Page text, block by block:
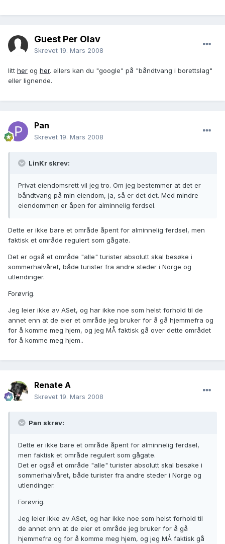
Guest Per Olav
Skrevet 19. Mars 2008
litt her og her. ellers kan du "google" på "båndtvang i borettslag"
eller lignende.
Pan
Skrevet 19. Mars 2008
LinKr skrev:
Privat eiendomsrett vil jeg tro. Om jeg bestemmer at det er
båndtvang på min eiendom, ja, så er det det. Med mindre
eiendommen er åpen for alminnelig ferdsel.
Dette er ikke bare et område åpent for alminnelig ferdsel, men
faktisk et område regulert som gågate.
Det er også et område "alle" turister absolutt skal besøke i
sommerhalvåret, både turister fra andre steder i Norge og
utlendinger.
Forøvrig.
Jeg leier ikke av ASet, og har ikke noe som helst forhold til de
annet enn at de eier et område jeg bruker for å gå hjemmefra og
for å komme meg hjem, og jeg MÅ faktisk gå over dette området
for å komme meg hjem..
Renate A
Skrevet 19. Mars 2008
Pan skrev:
Dette er ikke bare et område åpent for alminnelig ferdsel,
men faktisk et område regulert som gågate.
Det er også et område "alle" turister absolutt skal besøke i
sommerhalvåret, både turister fra andre steder i Norge og
utlendinger.
Forøvrig.
Jeg leier ikke av ASet, og har ikke noe som helst forhold til
de annet enn at de eier et område jeg bruker for å gå
hjemmefra og for å komme meg hjem, og jeg MÅ faktisk gå